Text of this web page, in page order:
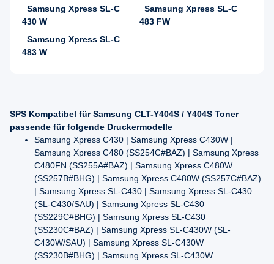
Samsung Xpress SL-C
430 W
Samsung Xpress SL-C
483 FW
Samsung Xpress SL-C
483 W
SPS Kompatibel für Samsung CLT-Y404S / Y404S Toner
passende für folgende Druckermodelle
Samsung Xpress C430 | Samsung Xpress C430W |
Samsung Xpress C480 (SS254C#BAZ) | Samsung Xpress
C480FN (SS255A#BAZ) | Samsung Xpress C480W
(SS257B#BHG) | Samsung Xpress C480W (SS257C#BAZ)
| Samsung Xpress SL-C430 | Samsung Xpress SL-C430
(SL-C430/SAU) | Samsung Xpress SL-C430
(SS229C#BHG) | Samsung Xpress SL-C430
(SS230C#BAZ) | Samsung Xpress SL-C430W (SL-
C430W/SAU) | Samsung Xpress SL-C430W
(SS230B#BHG) | Samsung Xpress SL-C430W